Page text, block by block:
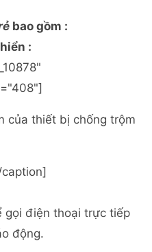
bao gồm :
:
gọi điện thoại trực tiếp
động.